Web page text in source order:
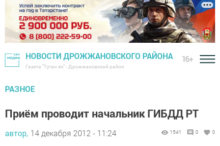
НОВОСТИ ДРОЖЖАНОВСКОГО РАЙОНА
Газета "Туган як" - Дрожжановский район
16+
РАЗНОЕ
Приём проводит начальник ГИБДД РТ
автор, 14 декабря 2012 - 11:24 1541 0 0